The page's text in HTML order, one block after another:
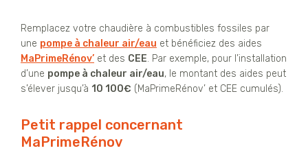
Remplacez votre chaudière à combustibles fossiles par
une pompe à chaleur air/eau et bénéficiez des aides
MaPrimeRénov’ et des CEE. Par exemple, pour l’installation
d’une pompe à chaleur air/eau, le montant des aides peut
s’élever jusqu’à 10 100€ (MaPrimeRénov’ et CEE cumulés).
Petit rappel concernant
MaPrimeRénov